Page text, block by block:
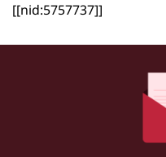
[[nid:5757737]]